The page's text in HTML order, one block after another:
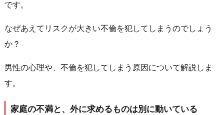
です。
なぜあえてリスクが大きい不倫を犯してしまうのでしょう
か？
男性の心理や、不倫を犯してしまう原因について解説しま
す。
家庭の不満と、外に求めるものは別に動いている